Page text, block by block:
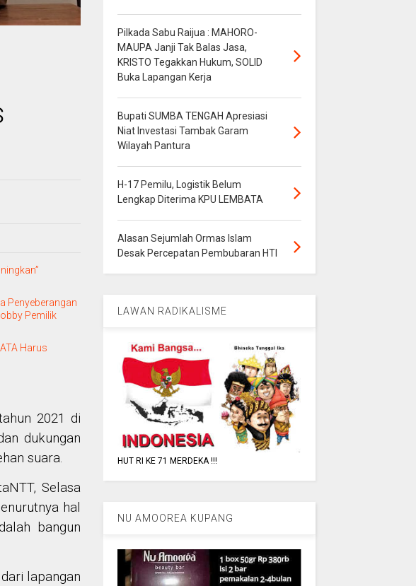
Penyeberangan
Pemilik
Harus
2021 di
dukungan
suara.
Selasa
hal
bangun
lapangan
Pilkada Sabu Raijua : MAHORO-
MAUPA Janji Tak Balas Jasa,
KRISTO Tegakkan Hukum, SOLID
Buka Lapangan Kerja
Bupati SUMBA TENGAH Apresiasi
Niat Investasi Tambak Garam
Wilayah Pantura
H-17 Pemilu, Logistik Belum
Lengkap Diterima KPU LEMBATA
Alasan Sejumlah Ormas Islam
Desak Percepatan Pembubaran HTI
LAWAN RADIKALISME
HUT RI KE 71 MERDEKA !!!
NU AMOOREA KUPANG